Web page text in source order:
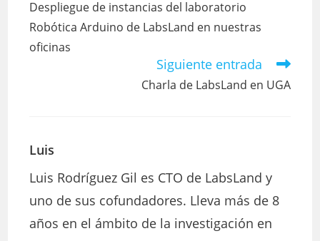
artículos
Despliegue de instancias del laboratorio
Robótica Arduino de LabsLand en nuestras
oficinas
Siguiente entrada
Charla de LabsLand en UGA
Luis
Luis Rodríguez Gil es CTO de LabsLand y
uno de sus cofundadores. Lleva más de 8
años en el ámbito de la investigación en